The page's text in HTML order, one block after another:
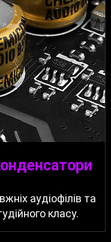
аудіофілів та
класу.